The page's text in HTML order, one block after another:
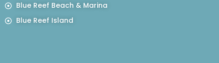
Blue Reef Beach & Marina
Blue Reef Island